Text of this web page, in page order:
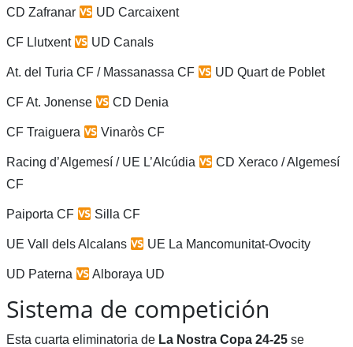
CD Zafranar UD Carcaixent
CF Llutxent UD Canals
At. del Turia CF / Massanassa CF UD Quart de Poblet
CF At. Jonense CD Denia
CF Traiguera Vinaròs CF
Racing d’Algemesí / UE L’Alcúdia
CD Xeraco / Algemesí
CF
Paiporta CF Silla CF
UE Vall dels Alcalans UE La Mancomunitat-Ovocity
UD Paterna Alboraya UD
Sistema de competición
Esta cuarta eliminatoria de La Nostra Copa 24-25se